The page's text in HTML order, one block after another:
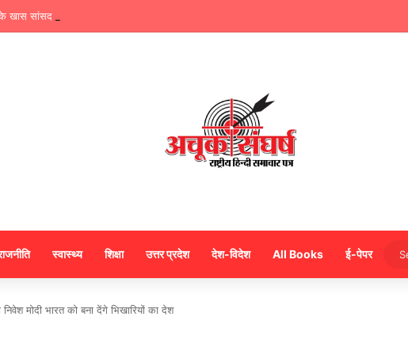
खास सांसद नवीन जैन ने किया हजारों करोड़ का सड़क निर्माण में घोटाला,पीएम सीएम का मुंह किया काला
स्वास्थ्य शिक्षा उत्तर प्रदेश देश-विदेश All Books ई-पेपर
निवेश मोदी भारत को बना देंगे भिखारियों का देश